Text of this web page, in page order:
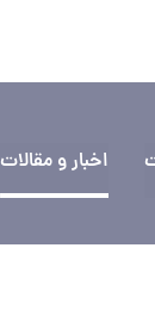
اخبار و مقالات